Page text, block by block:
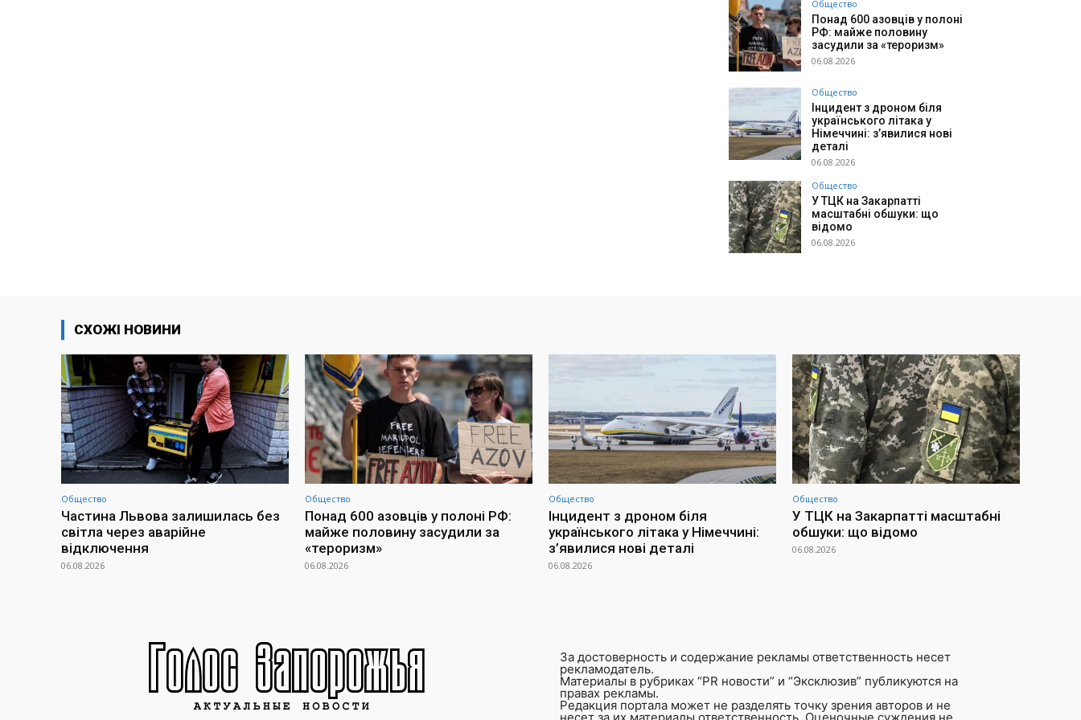
Общество
Понад 600 азовців у полоні
РФ: майже половину
засудили за «тероризм»
06.08.2026
Общество
Інцидент з дроном біля
українського літака у
Німеччині: з’явилися нові
деталі
06.08.2026
Общество
У ТЦК на Закарпатті
масштабні обшуки: що
відомо
06.08.2026
СХОЖІ НОВИНИ
Общество
Частина Львова залишилась без
світла через аварійне
відключення
06.08.2026
Общество
Понад 600 азовців у полоні РФ:
майже половину засудили за
«тероризм»
06.08.2026
Общество
Інцидент з дроном біля
українського літака у Німеччині:
з’явилися нові деталі
06.08.2026
Общество
У ТЦК на Закарпатті масштабні
обшуки: що відомо
06.08.2026
За достоверность и содержание рекламы ответственность несет
рекламодатель.
Материалы в рубриках “PR новости” и “Эксклюзив” публикуются на
правах рекламы.
Редакция портала может не разделять точку зрения авторов и не